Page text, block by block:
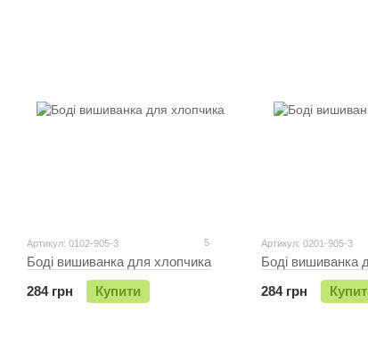
Артикул: 0102-905-3 5
Боді вишиванка для хлопчика
284 грн
Купити
Артикул: 0201-905-3
Боді вишиванка
284 грн